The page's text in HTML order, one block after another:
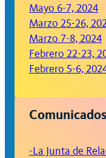
Mayo 6-7, 2024
Marzo 25-26,
Marzo 7-8, 2024
Febrero 22-23,
Febrero 5-6,
-La Junta de